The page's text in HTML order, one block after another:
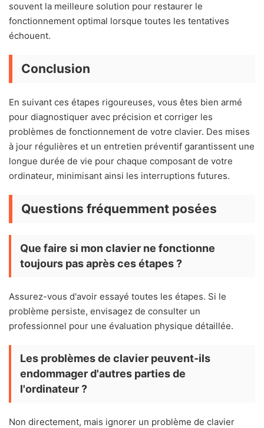
souvent la meilleure solution pour restaurer le
fonctionnement optimal lorsque toutes les tentatives
échouent.
Conclusion
En suivant ces étapes rigoureuses, vous êtes bien armé
pour diagnostiquer avec précision et corriger les
problèmes de fonctionnement de votre clavier. Des mises
à jour régulières et un entretien préventif garantissent une
longue durée de vie pour chaque composant de votre
ordinateur, minimisant ainsi les interruptions futures.
Questions fréquemment posées
Que faire si mon clavier ne fonctionne
toujours pas après ces étapes ?
Assurez-vous d'avoir essayé toutes les étapes. Si le
problème persiste, envisagez de consulter un
professionnel pour une évaluation physique détaillée.
Les problèmes de clavier peuvent-ils
endommager d'autres parties de
l'ordinateur ?
Non directement, mais ignorer un problème de clavier